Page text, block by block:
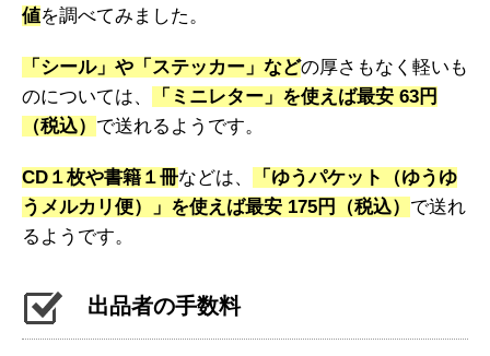
値を調べてみました。
「シール」や「ステッカー」などの厚さもなく軽いも
のについては、
「ミニレター」を使えば最安 63円
（税込） で送れるようです。
CD１枚や書籍１冊などは、
「ゆうパケット（ゆうゆ
うメルカリ便）」を使えば最安 175円（税込） で送れ
るようです。
出品者の手数料